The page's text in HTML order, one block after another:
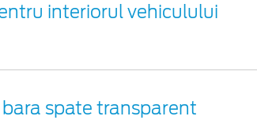
interiorul vehiculului
spate transparent